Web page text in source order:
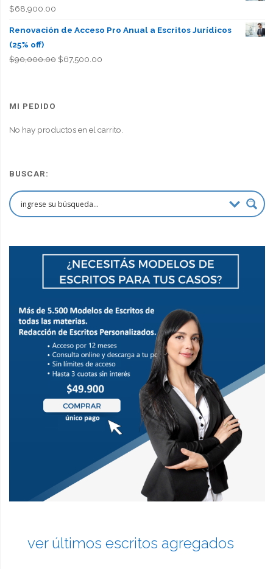
$68,900.00
Renovación de Acceso Pro Anual a Escritos Jurídicos
(25% off)
$90,000.00 El
$67,500.00El
MI PEDIDO
No hay productos en el carrito.
BUSCAR:
ver últimos escritos agregados